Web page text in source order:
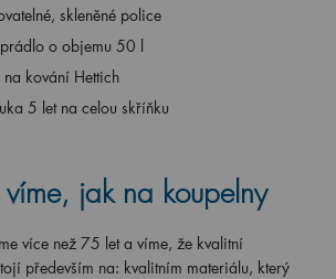
skleněné police
o objemu 50 l
kování Hettich
5 let na celou skříňku
víme, jak na koupelny
více než 75 let a víme, že kvalitní
především na: kvalitním materiálu, který